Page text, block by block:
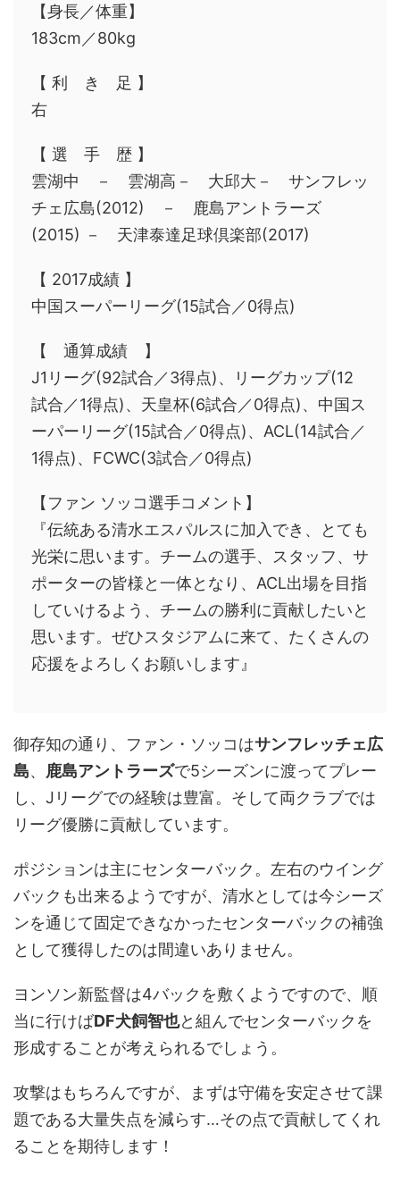
【身長／体重】
183cm／80kg
【 利 き 足 】
右
【 選 手 歴 】
雲湖中 － 雲湖高－ 大邱大－ サンフレッ
チェ広島(2012) － 鹿島アントラーズ
(2015) － 天津泰達足球倶楽部(2017)
【 2017成績 】
中国スーパーリーグ(15試合／0得点)
【 通算成績 】
J1リーグ(92試合／3得点)、リーグカップ(12
試合／1得点)、天皇杯(6試合／0得点)、中国ス
ーパーリーグ(15試合／0得点)、ACL(14試合／
1得点)、FCWC(3試合／0得点)
【ファン ソッコ選手コメント】
『伝統ある清水エスパルスに加入でき、とても
光栄に思います。チームの選手、スタッフ、サ
ポーターの皆様と一体となり、ACL出場を目指
していけるよう、チームの勝利に貢献したいと
思います。ぜひスタジアムに来て、たくさんの
応援をよろしくお願いします』
御存知の通り、ファン・ソッコはサンフレッチェ広
島、 鹿島アントラーズで5シーズンに渡ってプレー
し、Jリーグでの経験は豊富。そして両クラブでは
リーグ優勝に貢献しています。
ポジションは主にセンターバック。左右のウイング
バックも出来るようですが、清水としては今シーズ
ンを通じて固定できなかったセンターバックの補強
として獲得したのは間違いありません。
ヨンソン新監督は4バックを敷くようですので、順
当に行けばDF犬飼智也と組んでセンターバックを
形成することが考えられるでしょう。
攻撃はもちろんですが、まずは守備を安定させて課
題である大量失点を減らす…その点で貢献してくれ
ることを期待します！